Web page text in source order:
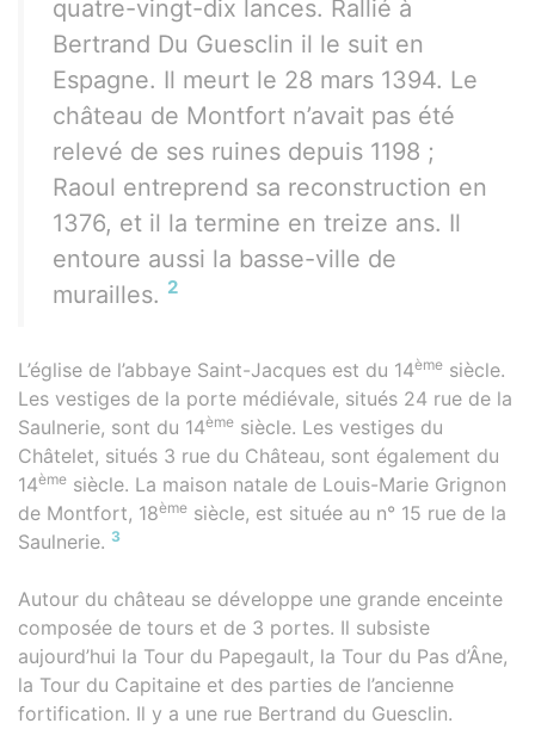
quatre-vingt-dix lances. Rallié à
Bertrand Du Guesclin il le suit en
Espagne. Il meurt le 28 mars 1394. Le
château de Montfort n’avait pas été
relevé de ses ruines depuis 1198 ;
Raoul entreprend sa reconstruction en
1376, et il la termine en treize ans. Il
entoure aussi la basse-ville de
murailles. 2
L’église de l’abbaye Saint-Jacques est du 14ème siècle.
Les vestiges de la porte médiévale, situés 24 rue de la
Saulnerie, sont du 14ème siècle. Les vestiges du
Châtelet, situés 3 rue du Château, sont également du
14ème siècle. La maison natale de Louis-Marie Grignon
de Montfort, 18ème siècle, est située au n° 15 rue de la
Saulnerie. 3
Autour du château se développe une grande enceinte
composée de tours et de 3 portes. Il subsiste
aujourd’hui la Tour du Papegault, la Tour du Pas d’Âne,
la Tour du Capitaine et des parties de l’ancienne
fortification. Il y a une rue Bertrand du Guesclin.